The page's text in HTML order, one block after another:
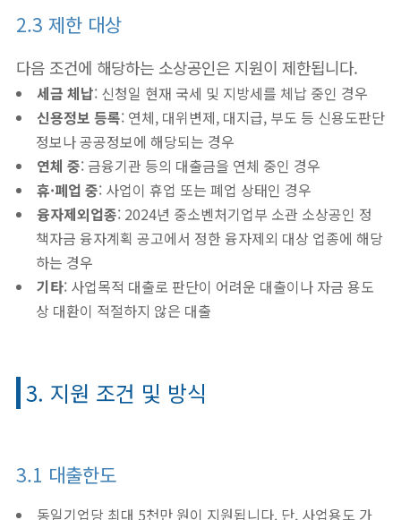
2.3 제한 대상
다음 조건에 해당하는 소상공인은 지원이 제한됩니다.
세금 체납: 신청일 현재 국세 및 지방세를 체납 중인 경우
신용정보 등록: 연체, 대위변제, 대지급, 부도 등 신용도판단
정보나 공공정보에 해당되는 경우
연체 중: 금융기관 등의 대출금을 연체 중인 경우
휴·폐업 중: 사업이 휴업 또는 폐업 상태인 경우
융자제외업종: 2024년 중소벤처기업부 소관 소상공인 정
책자금 융자계획 공고에서 정한 융자제외 대상 업종에 해당
하는 경우
기타: 사업목적 대출로 판단이 어려운 대출이나 자금 용도
상 대환이 적절하지 않은 대출
3. 지원 조건 및 방식
3.1 대출한도
동일기업당 최대 5천만 원이 지원됩니다. 단, 사업용도 가